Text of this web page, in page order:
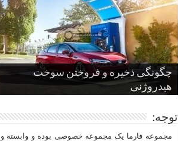
چگونگی ذخیره و فروختن سوخت
هیدروژنی
قدرتمندترین ماسل کارها یا خودروهای
عضلانی امریکایی
چرا نمک باعث خوردگی خودرو می شود؟
پنج کابین جذاب سال های اخیر صنعت
خودروسازی
از صفر تا صد طراحی خودرو قسمت
سوم
توجه:
مجموعه فارما یک مجموعه خصوصی بوده و وابسته و